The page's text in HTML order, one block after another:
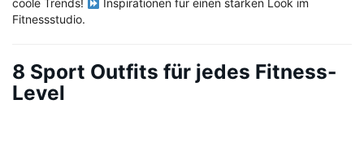
coole Trends!
Inspirationen für einen starken Look im
Fitnessstudio.
8 Sport Outfits für jedes Fitness-
Level